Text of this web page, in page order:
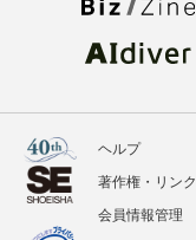
ヘルプ
著作権・リンク
会員情報管理